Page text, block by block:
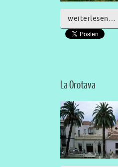
weiterlesen…
La Orotava